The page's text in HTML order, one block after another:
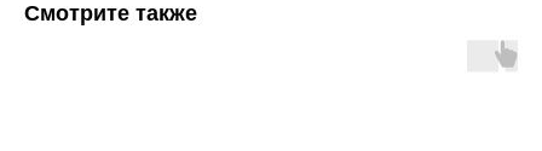
Смотрите также